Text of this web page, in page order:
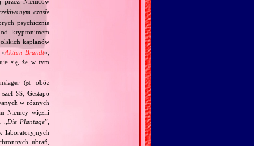
czasie
psychicznie
kryptonimem
kapłanów
«Aktion Brandt»,
się, że w tym
(pl.
obóz
SS, Gestapo
w różnych
Niemcy więzili
Die Plantage”,
laboratoryjnych
ubrań,